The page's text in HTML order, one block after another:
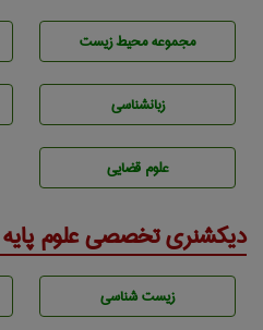
مجموعه محيط زيست
زبانشناسی
علوم قضایی
دیکشنری تخصصی علوم پایه
زيست شناسی